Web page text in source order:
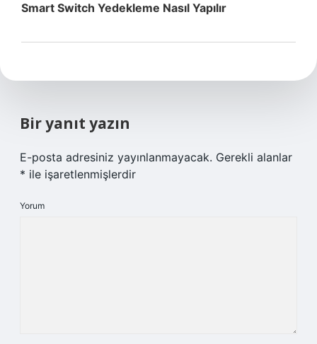
Smart Switch Yedekleme Nasıl Yapılır
Bir yanıt yazın
E-posta adresiniz yayınlanmayacak. Gerekli alanlar
* ile işaretlenmişlerdir
Yorum